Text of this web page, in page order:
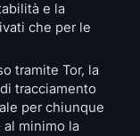
e la
che per le
tramite Tor, la
tracciamento
per chiunque
minimo la